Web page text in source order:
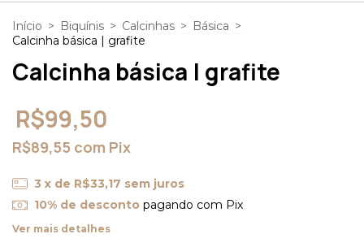
Início > Biquínis > Calcinhas > Básica >
Calcinha básica | grafite
Calcinha básica | grafite
R$99,50
R$89,55 com Pix
3 x de R$33,17 sem juros
10% de desconto pagando com Pix
Ver mais detalhes